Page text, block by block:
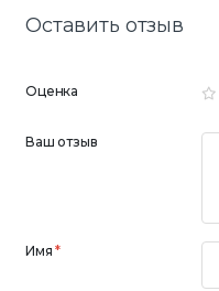
Оставить отзыв
Оценка
Ваш отзыв
Имя*